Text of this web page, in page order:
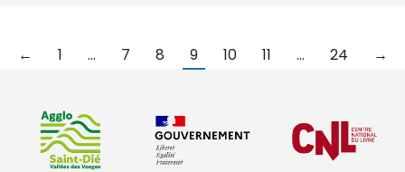
← 1 … 7 8 9 10 11 … 24 →